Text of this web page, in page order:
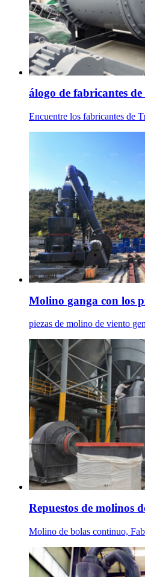
álogo de fabricantes
Encuentre los fabricantes de
Molino ganga con los
piezas de molino de viento
Repuestos de molinos
Molino de bolas continuo,